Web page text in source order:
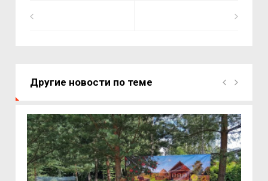
Другие новости по теме